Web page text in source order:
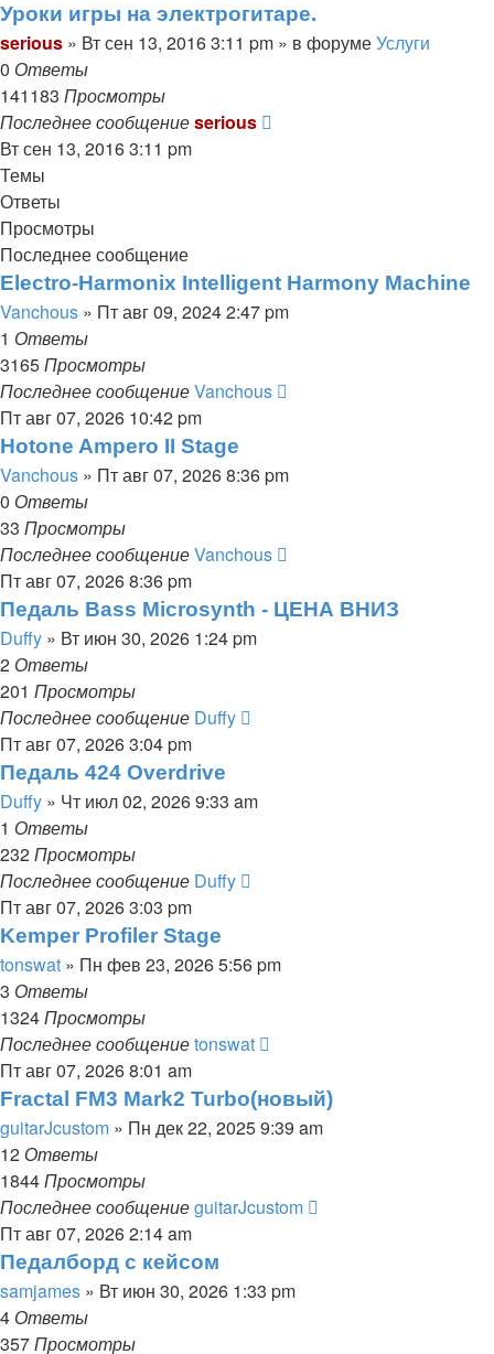
Уроки игры на электрогитаре.
serious » Вт сен 13, 2016 3:11 pm » в форумеУслуги
0 Ответы
141183 Просмотры
Последнее сообщениеserious
Вт сен 13, 2016 3:11 pm
Темы
Ответы
Просмотры
Последнее сообщение
Electro-Harmonix Intelligent Harmony Machine
Vanchous » Пт авг 09, 2024 2:47 pm
1 Ответы
3165Просмотры
Последнее сообщениеVanchous
Пт авг 07, 2026 10:42 pm
Hotone Ampero II Stage
Vanchous » Пт авг 07, 2026 8:36 pm
0 Ответы
33 Просмотры
Последнее сообщениеVanchous
Пт авг 07, 2026 8:36 pm
Педаль Bass Microsynth - ЦЕНА ВНИЗ
Duffy » Вт июн 30, 2026 1:24 pm
2 Ответы
201 Просмотры
Последнее сообщение Duffy
Пт авг 07, 2026 3:04 pm
Педаль 424 Overdrive
Duffy » Чт июл 02, 2026 9:33 am
1 Ответы
232Просмотры
Последнее сообщение Duffy
Пт авг 07, 2026 3:03 pm
Kemper Profiler Stage
tonswat » Пн фев 23, 2026 5:56 pm
3 Ответы
1324Просмотры
Последнее сообщениеtonswat
Пт авг 07, 2026 8:01 am
Fractal FM3 Mark2 Turbo(новый)
guitarJcustom » Пн дек 22, 2025 9:39 am
12 Ответы
1844Просмотры
Последнее сообщениеguitarJcustom
Пт авг 07, 2026 2:14 am
Педалборд с кейсом
samjames » Вт июн 30, 2026 1:33 pm
4 Ответы
357Просмотры